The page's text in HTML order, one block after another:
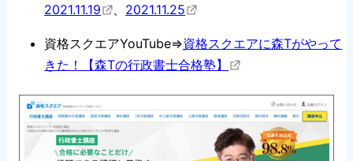
2021.11.19
2021.11.25
資格スクエアYouTube⇒資格スクエアに森Tがやって
きた！【森Tの行政書士合格塾】